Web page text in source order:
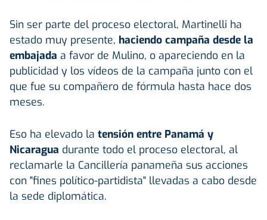
Sin ser parte del proceso electoral, Martinelli ha
estado muy presente, haciendo campaña desde la
embajada a favor de Mulino, o apareciendo en la
publicidad y los vídeos de la campaña junto con el
que fue su compañero de fórmula hasta hace dos
meses.
Eso ha elevado la tensión entre Panamá y
Nicaragua durante todo el proceso electoral, al
reclamarle la Cancillería panameña sus acciones
con "fines político-partidista" llevadas a cabo desde
la sede diplomática.